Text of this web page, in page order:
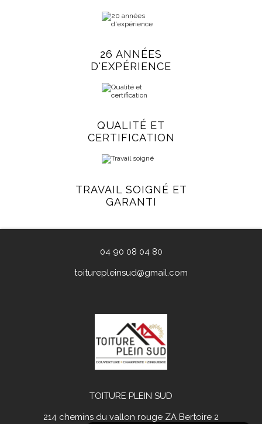
26 ANNÉES
D'EXPÉRIENCE
QUALITÉ ET
CERTIFICATION
TRAVAIL SOIGNÉ ET
GARANTI
04 90 08 04 80
toiturepleinsud@gmail.com
TOITURE PLEIN SUD
214 chemins du vallon rouge ZA Bertoire 2